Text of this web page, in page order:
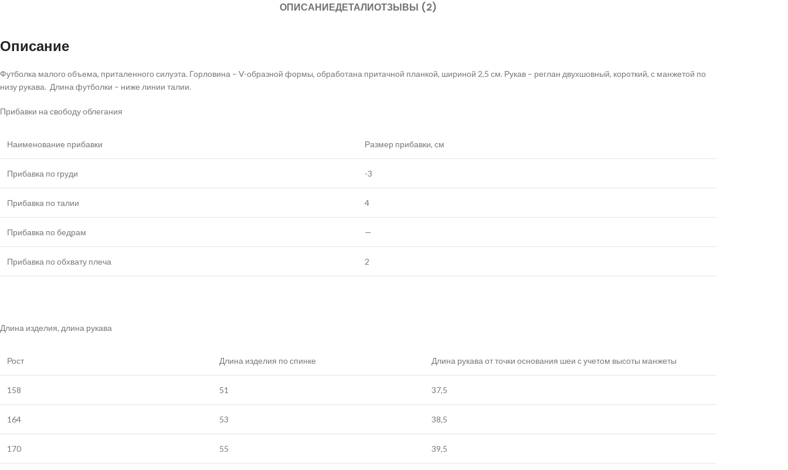
ОПИСАНИЕДЕТАЛИОТЗЫВЫ (2)
Описание
Футболка малого объема, приталенного силуэта. Горловина – V-образной формы, обработана притачной планкой, шириной 2,5 см. Рукав – реглан двухшовный, короткий, с манжетой по
низу рукава. Длина футболки – ниже линии талии.
Прибавки на свободу облегания
Наименование прибавки Размер прибавки, см
Прибавка по груди -3
Прибавка по талии 4
Прибавка по бедрам —
Прибавка по обхвату плеча 2
Длина изделия, длина рукава
Рост Длина изделия по спинке Длина рукава от точки основания шеи с учетом высоты манжеты
158 51 37,5
164 53 38,5
170 55 39,5